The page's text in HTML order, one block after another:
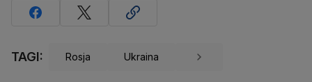
TAGI: Rosja Ukraina